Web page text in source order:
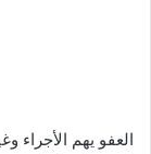
العفو يهم الأجراء